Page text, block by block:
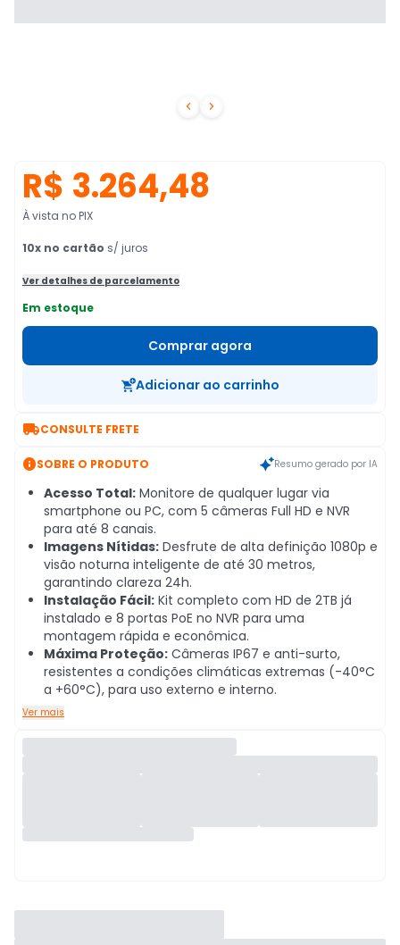
 
R$ 3.264,48
À vista no PIX
10x no cartão s/ juros
Ver detalhes de parcelamento
Em estoque
Comprar agora
Adicionar ao carrinho
CONSULTE FRETE
SOBRE O PRODUTO Resumo gerado por IA
Acesso Total: Monitore de qualquer lugar via
smartphone ou PC, com 5 câmeras Full HD e NVR
para até 8 canais.
Imagens Nítidas: Desfrute de alta definição 1080p e
visão noturna inteligente de até 30 metros,
garantindo clareza 24h.
Instalação Fácil: Kit completo com HD de 2TB já
instalado e 8 portas PoE no NVR para uma
montagem rápida e econômica.
Máxima Proteção: Câmeras IP67 e anti-surto,
resistentes a condições climáticas extremas (-40°C
a +60°C), para uso externo e interno.
Ver mais